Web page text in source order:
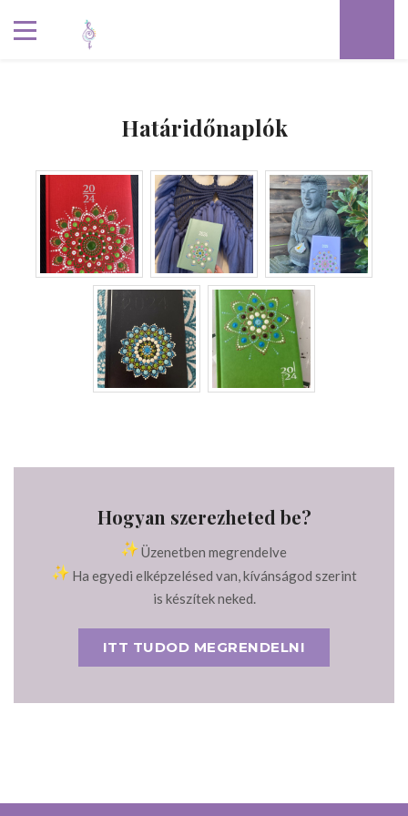
Határidőnaplók
Hogyan szerezheted be?
Üzenetben megrendelve
Ha egyedi elképzelésed van, kívánságod szerint
is készítek neked.
ITT TUDOD MEGRENDELNI